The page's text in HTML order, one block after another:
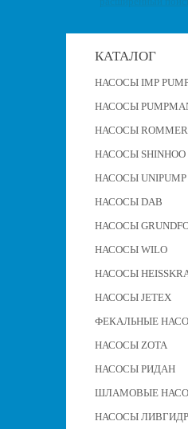
КАТАЛОГ
НАСОСЫ IMP
НАСОСЫ
НАСОСЫ ROMMER
НАСОСЫ SHINHOO
НАСОСЫ UNIPUMP
НАСОСЫ DAB
НАСОСЫ
НАСОСЫ WILO
НАСОСЫ
НАСОСЫ JETEX
ФЕКАЛЬНЫЕ
НАСОСЫ ZOTA
НАСОСЫ РИДАН
ШЛАМОВЫЕ
НАСОСЫ